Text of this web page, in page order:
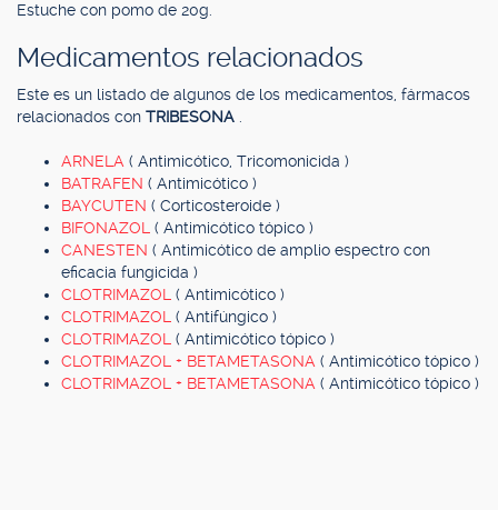
Estuche con pomo de 20g.
Medicamentos relacionados
Este es un listado de algunos de los medicamentos, fármacos
relacionados con TRIBESONA
ARNELA ( Antimicótico, Tricomonicida )
BATRAFEN ( Antimicótico )
BAYCUTEN ( Corticosteroide )
BIFONAZOL ( Antimicótico tópico )
CANESTEN ( Antimicótico de amplio espectro con
eficacia fungicida )
CLOTRIMAZOL ( Antimicótico )
CLOTRIMAZOL ( Antifúngico )
CLOTRIMAZOL ( Antimicótico tópico )
CLOTRIMAZOL + BETAMETASONA ( Antimicótico tópico )
CLOTRIMAZOL + BETAMETASONA ( Antimicótico tópico )